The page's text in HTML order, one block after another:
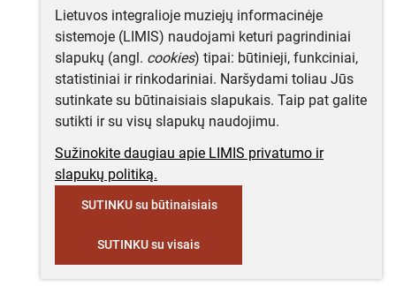
Lietuvos integralioje muziejų informacinėje
sistemoje (LIMIS) naudojami keturi pagrindiniai
slapukų (angl. cookies) tipai: būtinieji, funkciniai,
statistiniai ir rinkodariniai. Naršydami toliau Jūs
sutinkate su būtinaisiais slapukais. Taip pat galite
sutikti ir su visų slapukų naudojimu.
Sužinokite daugiau apie LIMIS privatumo ir
slapukų politiką.
SUTINKU su būtinaisiais
SUTINKU su visais